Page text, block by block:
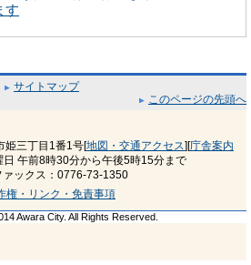
す
サイトマップ
このページの先頭へ
三丁目1番1号[地図・交通アクセス][庁舎案内
午前8時30分から午後5時15分まで
ックス：0776-73-1350
権・リンク・免責事項
Awara City. All Rights Reserved.